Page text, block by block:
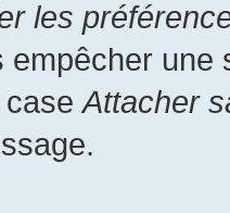
les
une
caseAttacher